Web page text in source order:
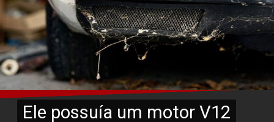
Ele possuía um motor V12
Ele possuía um motor V12